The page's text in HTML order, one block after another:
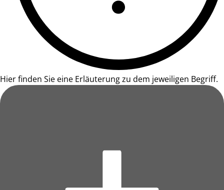
Hier finden Sie eine Erläuterung zu dem jeweiligen Begriff.